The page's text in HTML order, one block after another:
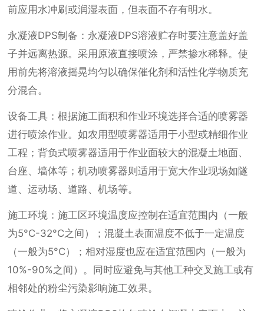
前应用水冲刷或润湿表面，但表面不存有明水。
永凝液DPS制备：永凝液DPS溶液贮存时要注意盖好盖
子并远离热源。采用原液直接喷涂，严禁掺水稀释。使
用前先将溶液摇晃均匀以确保催化剂和活性化学物质充
分混合。
设备工具：根据施工面积和作业环境选择合适的喷雾器
进行喷涂作业。如农用型喷雾器适用于小型或精细作业
工程；背负式喷雾器适用于作业面较大的混凝土地面、
台座、墙体等；机动喷雾器则适用于宽大作业现场如隧
道、运动场、道路、机场等。
施工环境：施工区环境温度应控制在适宜范围内（一般
为5°C-32°C之间）；混凝土表面温度不低于一定温度
（一般为5°C）；相对湿度也应在适宜范围内（一般为
10%-90%之间）。同时应避免与其他工种交叉施工或有
相邻处的粉尘污染影响施工效果。